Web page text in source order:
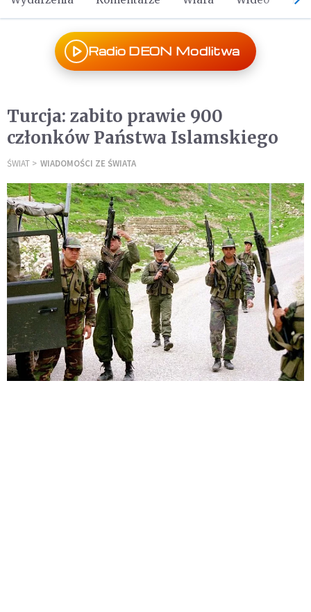
Radio DEON Modlitwa
Turcja: zabito prawie 900
członków Państwa Islamskiego
ŚWIAT WIADOMOŚCI ZE ŚWIATA